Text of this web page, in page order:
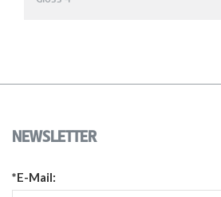
NEWSLETTER
*E-Mail: